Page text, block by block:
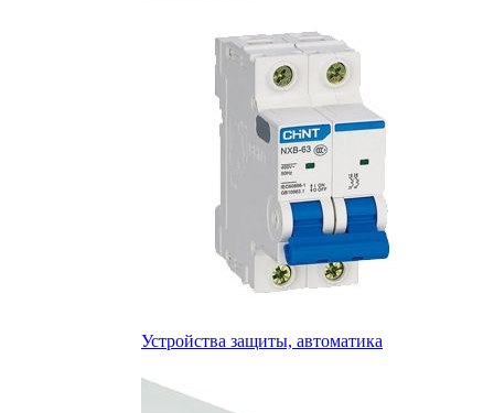
Устройства защиты, автоматика